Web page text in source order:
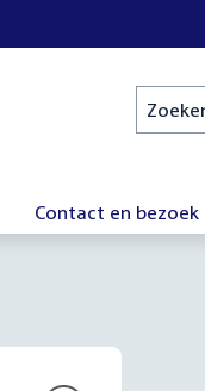
Zoeken
Contact en bezoek